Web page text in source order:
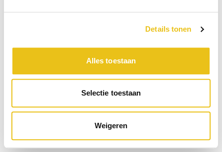
Details tonen
Alles toestaan
Selectie toestaan
Weigeren